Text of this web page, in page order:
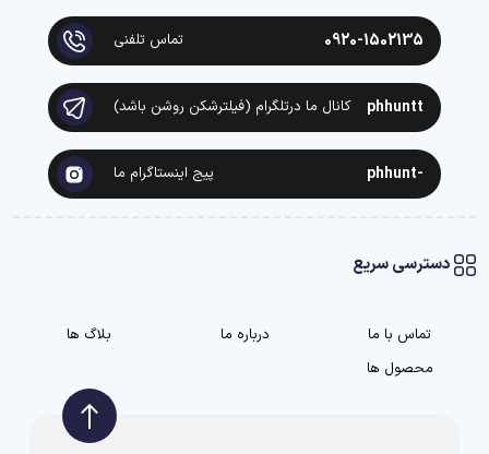
0920-1502135 تماس تلفنی
phhuntt کانال ما درتلگرام (فیلترشکن روشن باشد)
-phhunt پیج اینستاگرام ما
دسترسی سریع
تماس با ما درباره ما
بلاگ ها
محصول ها